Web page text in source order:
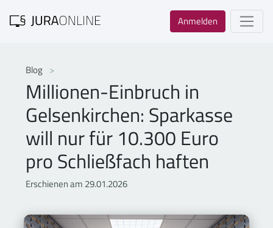
Anmelden
Blog
Millionen-Einbruch in
Gelsenkirchen: Sparkasse
will nur für 10.300 Euro
pro Schließfach haften
Erschienen am 29.01.2026